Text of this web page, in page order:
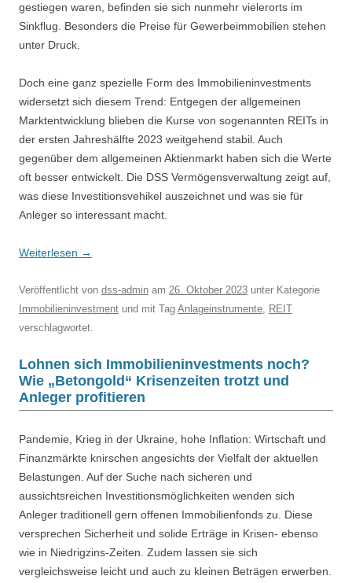
gestiegen waren, befinden sie sich nunmehr vielerorts im
Sinkflug. Besonders die Preise für Gewerbeimmobilien stehen
unter Druck.
Doch eine ganz spezielle Form des Immobilieninvestments
widersetzt sich diesem Trend: Entgegen der allgemeinen
Marktentwicklung blieben die Kurse von sogenannten REITs in
der ersten Jahreshälfte 2023 weitgehend stabil. Auch
gegenüber dem allgemeinen Aktienmarkt haben sich die Werte
oft besser entwickelt. Die DSS Vermögensverwaltung zeigt auf,
was diese Investitionsvehikel auszeichnet und was sie für
Anleger so interessant macht.
Weiterlesen →
Veröffentlicht von dss-admin am 26. Oktober 2023 unter Kategorie
Immobilieninvestment und mit Tag Anlageinstrumente, REIT
verschlagwortet.
Lohnen sich Immobilieninvestments noch?
Wie „Betongold“ Krisenzeiten trotzt und
Anleger profitieren
Pandemie, Krieg in der Ukraine, hohe Inflation: Wirtschaft und
Finanzmärkte knirschen angesichts der Vielfalt der aktuellen
Belastungen. Auf der Suche nach sicheren und
aussichtsreichen Investitionsmöglichkeiten wenden sich
Anleger traditionell gern offenen Immobilienfonds zu. Diese
versprechen Sicherheit und solide Erträge in Krisen- ebenso
wie in Niedrigzins-Zeiten. Zudem lassen sie sich
vergleichsweise leicht und auch zu kleinen Beträgen erwerben.